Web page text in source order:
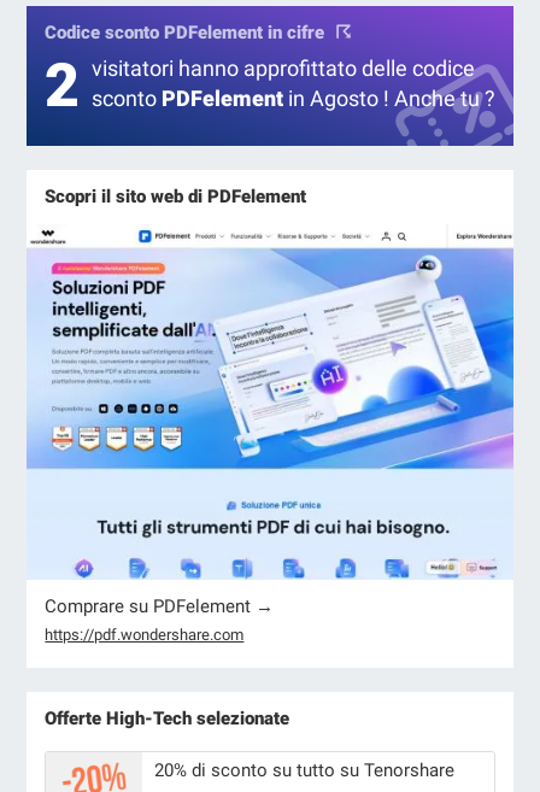
Codice sconto PDFelement in cifre
2 visitatori hanno approfittato delle codice
sconto PDFelement in Agosto ! Anche tu ?
Scopri il sito web di PDFelement
Comprare su PDFelement →
https://pdf.wondershare.com
Offerte High-Tech selezionate
20% di sconto su tutto su Tenorshare